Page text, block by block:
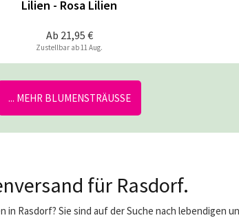
Ab 21,95 €
Lilien - Rosa Lilien
Zustellbar ab 11 Aug.
... MEHR BLUMENSTRÄUSSE
für Rasdorf.
Rasdorf? Sie sind auf der Suche nach lebendigen